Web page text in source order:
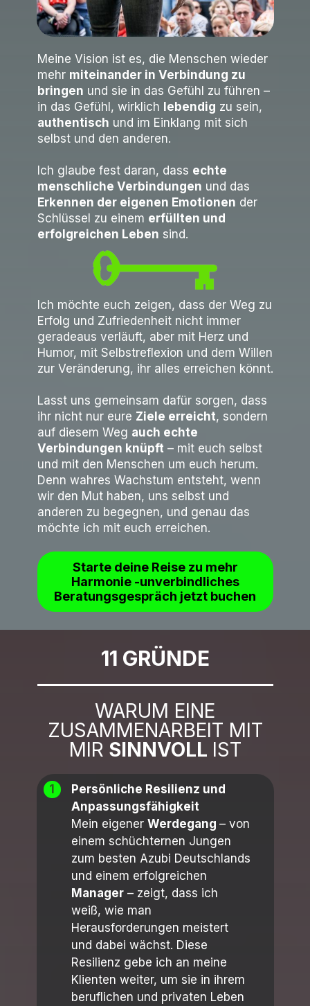
Meine Vision ist es, die Menschen wieder
mehr miteinander in Verbindung zu
bringen und sie in das Gefühl zu führen –
in das Gefühl, wirklich lebendig zu sein,
authentisch und im Einklang mit sich
selbst und den anderen.
Ich glaube fest daran, dass echte
menschliche Verbindungen und das
Erkennen der eigenen Emotionen der
Schlüssel zu einem erfüllten und
erfolgreichen Leben sind.
Ich möchte euch zeigen, dass der Weg zu
Erfolg und Zufriedenheit nicht immer
geradeaus verläuft, aber mit Herz und
Humor, mit Selbstreflexion und dem Willen
zur Veränderung, ihr alles erreichen könnt.
Lasst uns gemeinsam dafür sorgen, dass
ihr nicht nur eure Ziele erreicht, sondern
auf diesem Weg auch echte
Verbindungen knüpft – mit euch selbst
und mit den Menschen um euch herum.
Denn wahres Wachstum entsteht, wenn
wir den Mut haben, uns selbst und
anderen zu begegnen, und genau das
möchte ich mit euch erreichen.
Starte deine Reise zu mehr
Harmonie -unverbindliches
Beratungsgespräch jetzt buchen
11 GRÜNDE
WARUM EINE
ZUSAMMENARBEIT MIT
MIR SINNVOLL IST
1
Persönliche Resilienz und
Anpassungsfähigkeit
Mein eigener Werdegang – von
einem schüchternen Jungen
zum besten Azubi Deutschlands
und einem erfolgreichen
Manager– zeigt, dass ich
weiß, wie man
Herausforderungen meistert
und dabei wächst. Diese
Resilienz gebe ich an meine
Klienten weiter, um sie in ihrem
beruflichen und privaten Leben